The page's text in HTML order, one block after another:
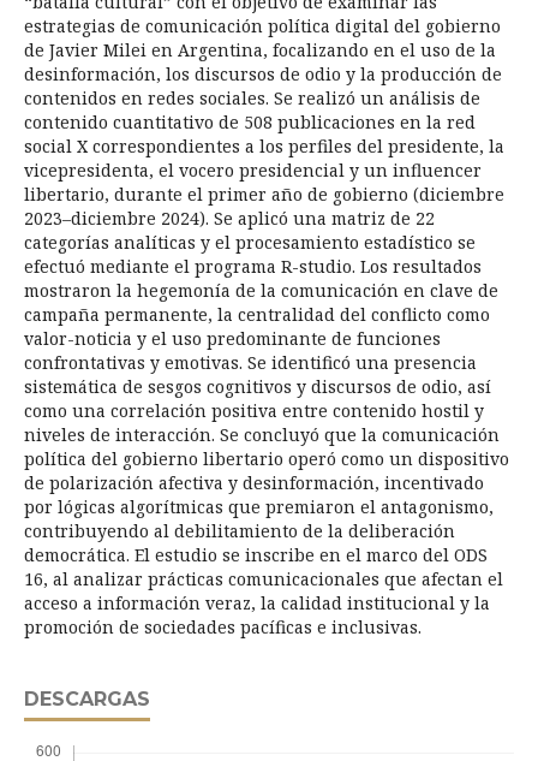
estrategias de comunicación política digital del gobierno
de Javier Milei en Argentina, focalizando en el uso de la
desinformación, los discursos de odio y la producción de
contenidos en redes sociales. Se realizó un análisis de
contenido cuantitativo de 508 publicaciones en la red
social X correspondientes a los perfiles del presidente, la
vicepresidenta, el vocero presidencial y un influencer
libertario, durante el primer año de gobierno (diciembre
2023–diciembre 2024). Se aplicó una matriz de 22
categorías analíticas y el procesamiento estadístico se
efectuó mediante el programa R-studio. Los resultados
mostraron la hegemonía de la comunicación en clave de
campaña permanente, la centralidad del conflicto como
valor-noticia y el uso predominante de funciones
confrontativas y emotivas. Se identificó una presencia
sistemática de sesgos cognitivos y discursos de odio, así
como una correlación positiva entre contenido hostil y
niveles de interacción. Se concluyó que la comunicación
política del gobierno libertario operó como un dispositivo
de polarización afectiva y desinformación, incentivado
por lógicas algorítmicas que premiaron el antagonismo,
contribuyendo al debilitamiento de la deliberación
democrática. El estudio se inscribe en el marco del ODS
16, al analizar prácticas comunicacionales que afectan el
acceso a información veraz, la calidad institucional y la
promoción de sociedades pacíficas e inclusivas.
DESCARGAS